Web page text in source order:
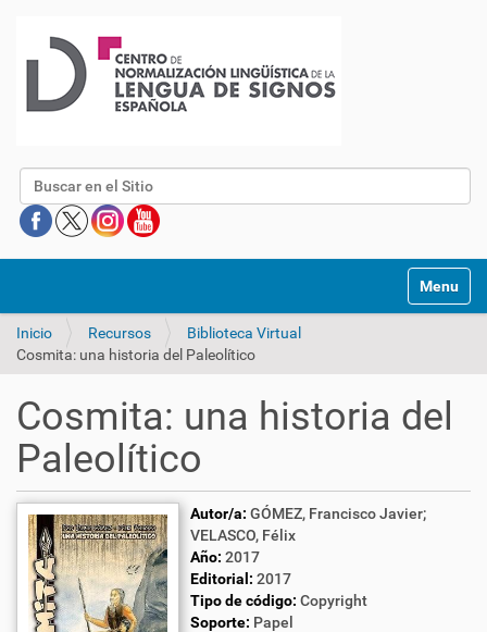
Buscar
Mostrar/
Inicio Recursos
Biblioteca Virtual
Cosmita: una historia del Paleolítico
Cosmita: una historia del
Paleolítico
Autor/a: GÓMEZ, Francisco Javier;
VELASCO, Félix
Año: 2017
Editorial: 2017
Tipo de código: Copyright
Soporte: Papel